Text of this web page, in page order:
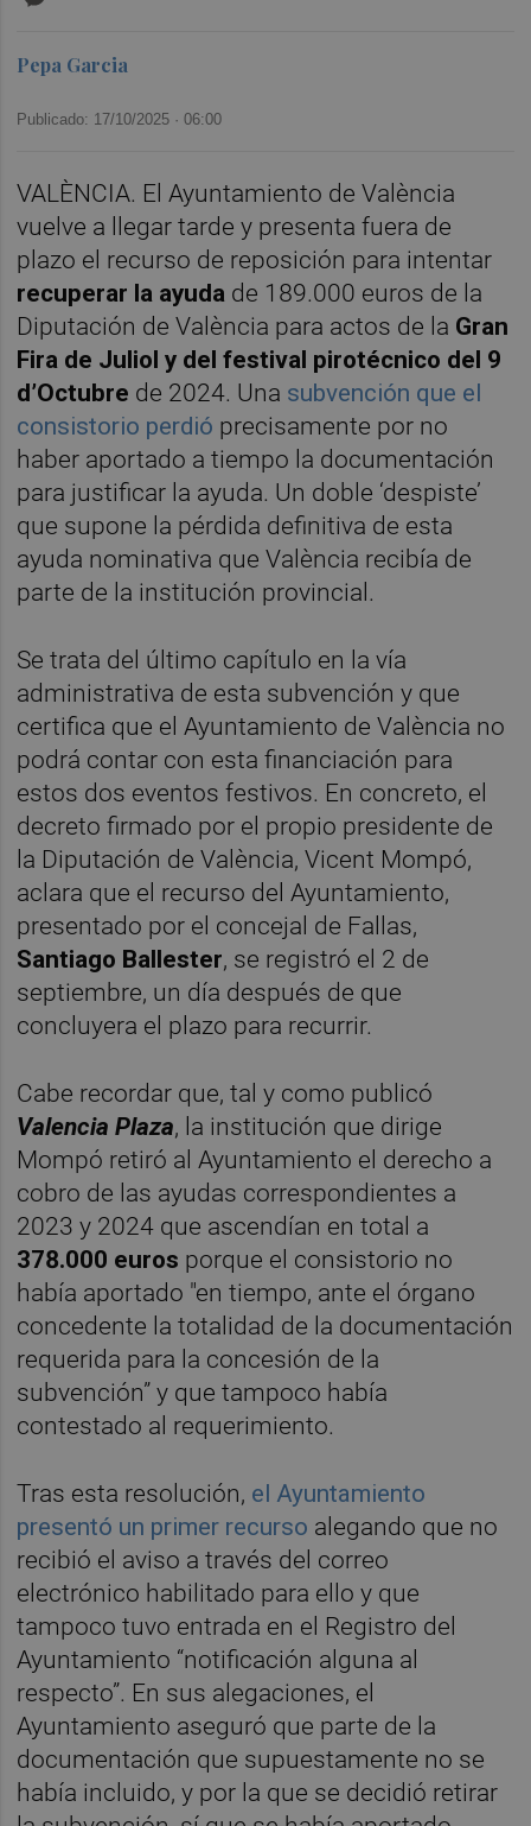
Pepa Garcia
Publicado: 17/10/2025 ·06:00
VALÈNCIA. El Ayuntamiento de València
vuelve a llegar tarde y presenta fuera de
plazo el recurso de reposición para intentar
recuperar la ayuda de 189.000 euros de la
Diputación de València para actos de la Gran
Fira de Juliol y del festival pirotécnico del 9
d’Octubre de 2024. Una subvención que el
consistorio perdió precisamente por no
haber aportado a tiempo la documentación
para justificar la ayuda. Un doble ‘despiste’
que supone la pérdida definitiva de esta
ayuda nominativa que València recibía de
parte de la institución provincial.
Se trata del último capítulo en la vía
administrativa de esta subvención y que
certifica que el Ayuntamiento de València no
podrá contar con esta financiación para
estos dos eventos festivos. En concreto, el
decreto firmado por el propio presidente de
la Diputación de València, Vicent Mompó,
aclara que el recurso del Ayuntamiento,
presentado por el concejal de Fallas,
Santiago Ballester, se registró el 2 de
septiembre, un día después de que
concluyera el plazo para recurrir.
Cabe recordar que, tal y como publicó
Valencia Plaza, la institución que dirige
Mompó retiró al Ayuntamiento el derecho a
cobro de las ayudas correspondientes a
2023 y 2024 que ascendían en total a
378.000 euros porque el consistorio no
había aportado "en tiempo, ante el órgano
concedente la totalidad de la documentación
requerida para la concesión de la
subvención” y que tampoco había
contestado al requerimiento.
Tras esta resolución, el Ayuntamiento
presentó un primer recurso alegando que no
recibió el aviso a través del correo
electrónico habilitado para ello y que
tampoco tuvo entrada en el Registro del
Ayuntamiento “notificación alguna al
respecto”. En sus alegaciones, el
Ayuntamiento aseguró que parte de la
documentación que supuestamente no se
había incluido, y por la que se decidió retirar